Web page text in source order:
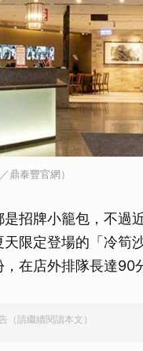
鼎泰豐官網）
招牌小籠包，不過
限定登場的「冷筍
在店外排隊長達90
（請繼續閱讀本文）